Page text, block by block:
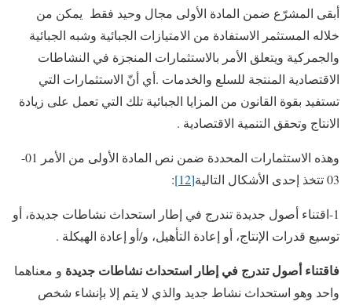
أبقى المشرّع ضمن المادة الأولى مجال وحيد فقط يمكن من
خلاله المستثمر الاستفادة من الامتيازات الجبائية وشبه الجبائية
والجمركية ويتعلق الأمر بالاستثمارات المنجزة في النشاطات
الاقتصادية المنتجة للسلع والخدمات .أي أنّ الاستثمارات التي
تستفيد بقوة القانون من المزايا الجبائية تلك التي تعمل على زيادة
الانتاج وتحقق التنمية الاقتصادية .
وهذه الاستثمارات المحددة ضمن نص المادة الأولى من الأمر 01-
03 تتخذ إحدى الأشكال التالية
[12]
:
1-اقتناء أصول جديدة تندرج في إطار استحداث نشاطات جديدة، أو
توسيع قدرات الإنتاج، أو إعادة التأهيل، و/أو إعادة الهيكلة .
فاقتناء أصول تندرج في إطار استحداث نشاطات جديدة و معناهما
واحد وهو استحداث نشاط جديد والذي لا يتم إلا بإنشاء شخص